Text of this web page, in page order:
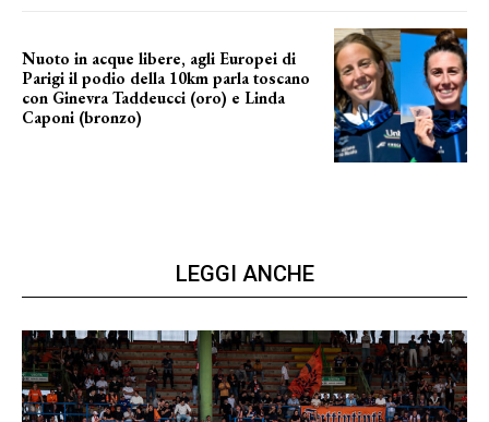
Nuoto in acque libere, agli Europei di
Parigi il podio della 10km parla toscano
con Ginevra Taddeucci (oro) e Linda
Caponi (bronzo)
LEGGI ANCHE